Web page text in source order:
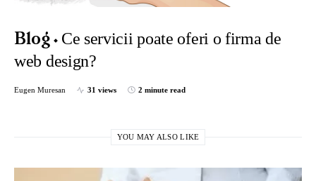
Blog
Ce servicii poate oferi o firma de
web design?
Eugen Muresan 31 views 2 minute read
YOU MAY ALSO LIKE